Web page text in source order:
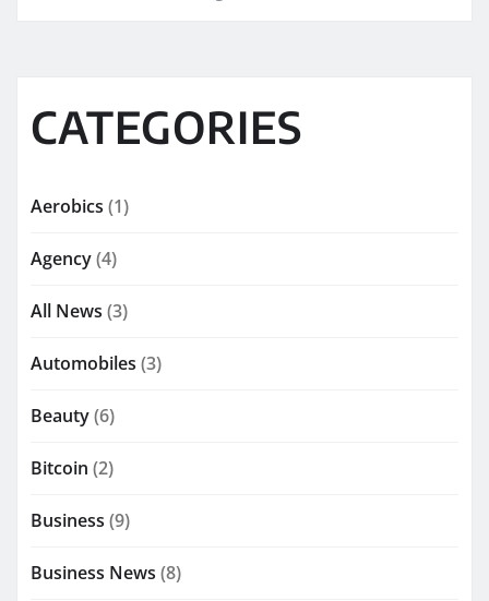
CATEGORIES
Aerobics (1)
Agency(4)
All News (3)
Automobiles (3)
Beauty(6)
Bitcoin (2)
Business (9)
Business News (8)